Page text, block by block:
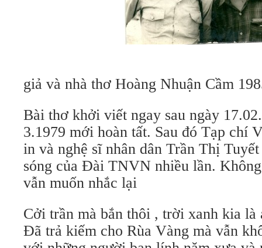
giả và nhà thơ Hoàng Nhuận Cầm
Bài thơ khởi viết ngay sau ngày
3.1979 mới hoàn tất. Sau đó Tạp chí
in và nghệ sĩ nhân dân Trần Thị
sóng của Đài TNVN nhiều lần.
vẫn muốn nhắc lại
Cởi trần mà bắn thôi , trời xanh kia là
Đã trả kiếm cho Rùa Vàng mà vẫn